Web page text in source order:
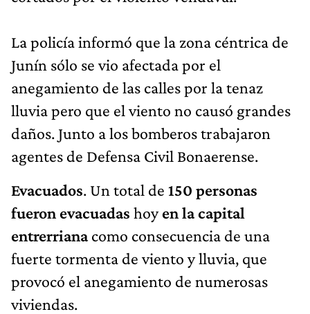
La policía informó que la zona céntrica de
Junín sólo se vio afectada por el
anegamiento de las calles por la tenaz
lluvia pero que el viento no causó grandes
daños. Junto a los bomberos trabajaron
agentes de Defensa Civil Bonaerense.
Evacuados. Un total de 150 personas
fueron evacuadas hoyen la capital
entrerrianacomo consecuencia de una
fuerte tormenta de viento y lluvia, que
provocó el anegamiento de numerosas
viviendas.